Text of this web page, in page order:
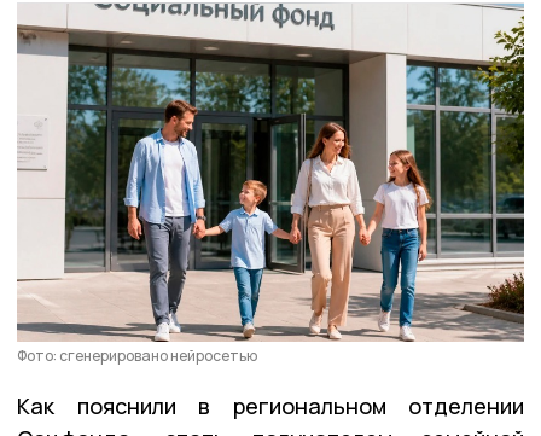
Фото: сгенерировано нейросетью
Как пояснили в региональном отделении